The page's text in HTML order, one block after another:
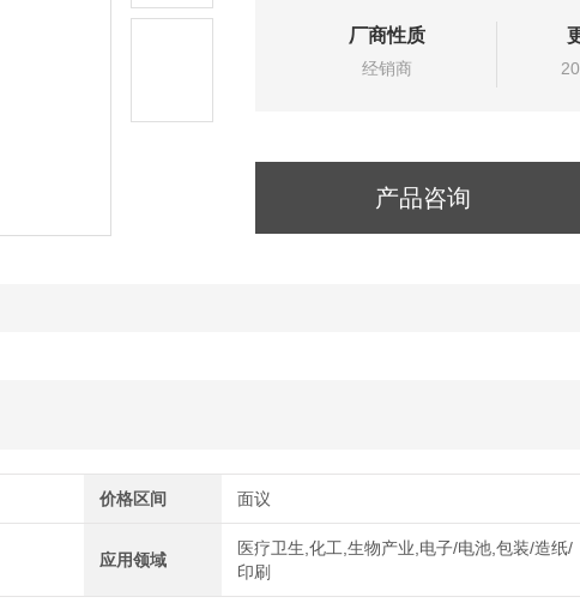
厂商性质
经销商
产品咨询
价格区间 面议
应用领域
医疗卫生,化工,生物产业,电子/电池,包装/造纸/
印刷